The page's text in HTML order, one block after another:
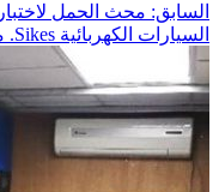
السابق: محث الحمل
السيارات الكهربائية Sikes.